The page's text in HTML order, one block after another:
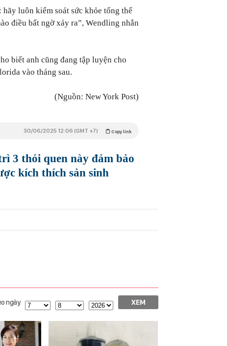
luôn kiểm soát sức khỏe tổng thể
điều bất ngờ xảy ra”, Wendling nhắn
biết anh cũng đang tập luyện cho
vào tháng sau.
(Nguồn: New York Post)
Copy link
30/06/2025 12:06 (GMT +7)
3 thói quen này đảm bảo
kích thích sản sinh
ngày XEM